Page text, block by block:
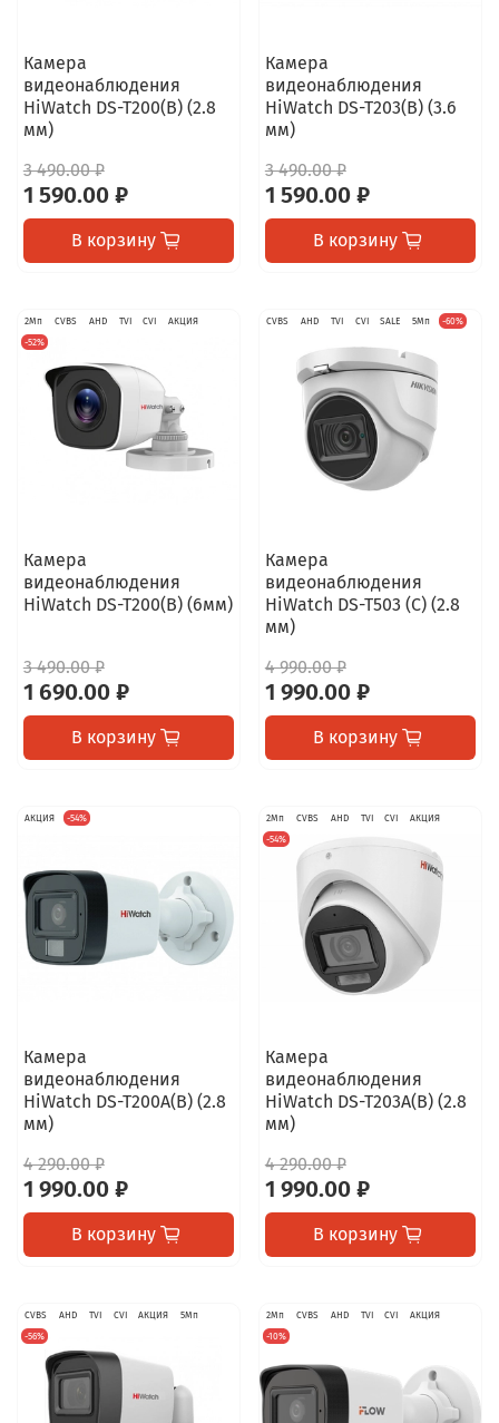
Камера
видеонаблюдения
HiWatch DS-T200(B) (2.8
мм)
3 490.00 ₽
1 590.00 ₽
В корзину
Камера
видеонаблюдения
HiWatch DS-T203(B) (3.6
мм)
3 490.00 ₽
1 590.00 ₽
В корзину
2Мп CVBS AHD TVI CVI
АКЦИЯ
-52%
Камера
видеонаблюдения
HiWatch DS-T200(B) (6мм)
3 490.00 ₽
1 690.00 ₽
В корзину
CVBS AHD TVI CVI SALE 5Мп -60%
Камера
видеонаблюдения
HiWatch DS-T503 (C) (2.8
мм)
4 990.00 ₽
1 990.00 ₽
В корзину
АКЦИЯ -54%
Камера
видеонаблюдения
HiWatch DS-T200A(B) (2.8
мм)
4 290.00 ₽
1 990.00 ₽
В корзину
2Мп CVBS AHD TVI CVI
АКЦИЯ
-54%
Камера
видеонаблюдения
HiWatch DS-T203A(B) (2.8
мм)
4 290.00 ₽
1 990.00 ₽
В корзину
CVBS AHD TVI CVI АКЦИЯ
5Мп
-56%
2Мп CVBS AHD TVI CVI
АКЦИЯ
-10%